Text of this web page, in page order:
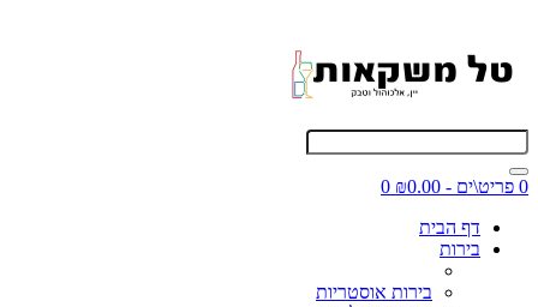
0 פריט\ים - ₪0.00
0
דף הבית
בירות
בירות אוסטריות